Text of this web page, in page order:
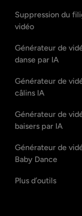
Suppression du
vidéo
Générateur de
danse par IA
Générateur de
câlins IA
Générateur de
baisers par IA
Générateur de
Baby Dance
Plus d’outils